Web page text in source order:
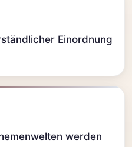
Einordnung
werden